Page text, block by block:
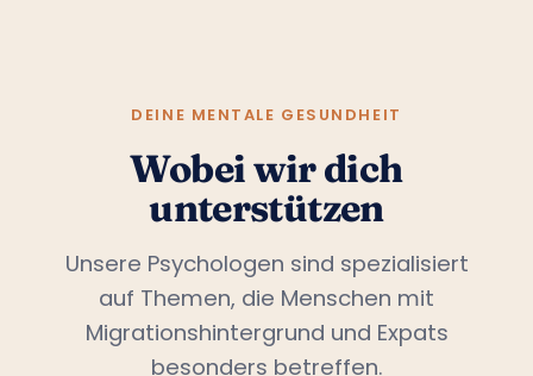
DEINE MENTALE GESUNDHEIT
Wobei wir dich
unterstützen
Unsere Psychologen sind spezialisiert
auf Themen, die Menschen mit
Migrationshintergrund und Expats
besonders betreffen.